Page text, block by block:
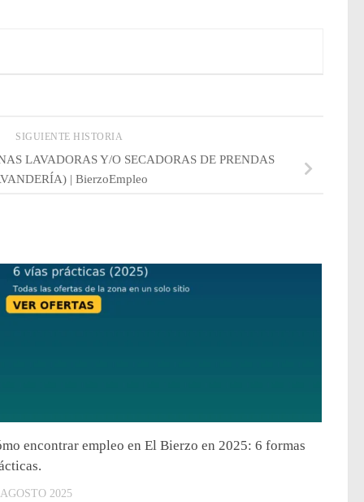
SIGUIENTE HISTORIA
LAVADORAS Y/O SECADORAS DE PRENDAS
| BierzoEmpleo
encontrar empleo en El Bierzo en 2025: 6 formas
2025